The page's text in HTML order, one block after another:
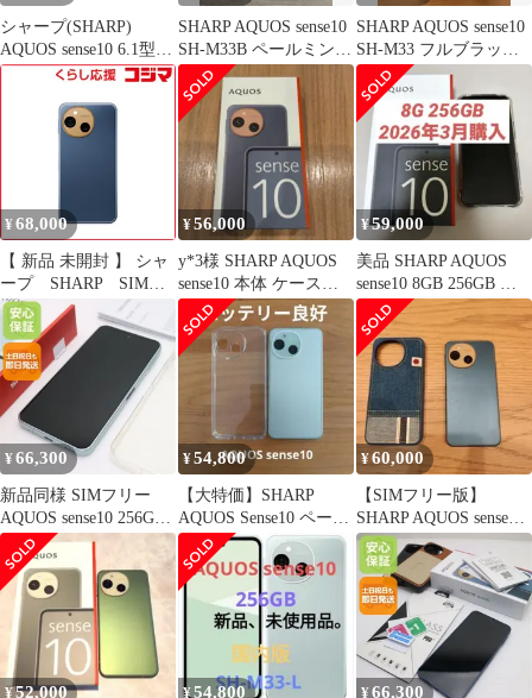
シャープ(SHARP)
AQUOS sense10 6.1型
6GB/128GB デニムネイ
トフォン SH-M33A-A
SHARP AQUOS sense10
SH-M33B ペールミント
本体
SHARP AQUOS sense10
SH-M33 フルブラッ
ク 未開封品
¥ 68,000
【 新品 未開封 】 シャ
ープ SHARP SIMフ
リースマートフォン
AQUOS sense10
8GB/256GB Snapdragon
7s Gen 3 デニムネイビ
ー SHM33BA 未使用
送料無料
¥56,000
y*3様 SHARP AQUOS
sense10 本体 ケース付
き SIMフリー
¥59,000
美品 SHARP AQUOS
sense10 8GB 256GB フ
ルブラック
¥66,300
新品同様 SIMフリー
AQUOS sense10 256GB
ペールミント スマホ
SHARP 即日発送 土日
祝発送OK 04000
¥54,800
【大特価】SHARP
AQUOS Sense10 ペール
ミント 256GB
¥60,000
【SIMフリー版】
SHARP AQUOS sense10
8/256
¥52,000 ¥54,800 ¥66,300